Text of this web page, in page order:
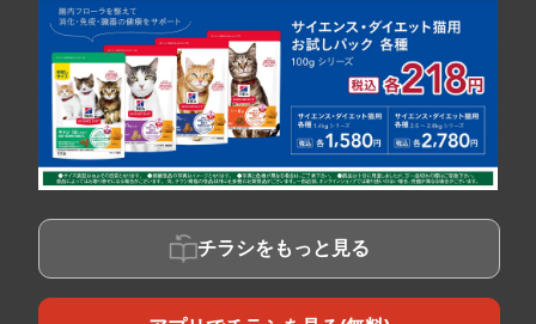
チラシをもっと見る